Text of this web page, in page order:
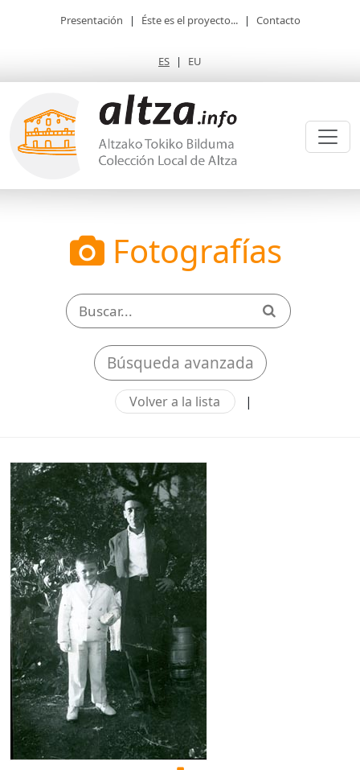
Presentación | Éste es el proyecto... | Contacto
ES | EU
Fotografías
Búsqueda avanzada
Volver a la lista |